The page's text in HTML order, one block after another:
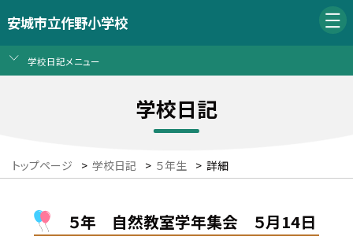
安城市立作野小学校
学校日記メニュー
学校日記
トップページ > 学校日記 > ５年生 > 詳細
５年 自然教室学年集会 ５月14日